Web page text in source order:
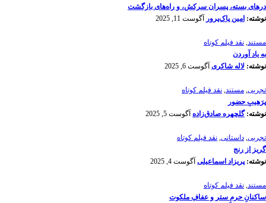
درهای بسته، پسران سرکش، و راه‌های بازگشت
نوشته: امین پاک‌پرور آگوست 11, 2025
مستند, نقد فیلم کوتاه
به یاد آوردن
نوشته: لاله شاکری آگوست 6, 2025
تجربی, مستند, نقد فیلم کوتاه
پرَهیب‌ِ حضور
نوشته:گلچهره صادق‌زاده آگوست 5, 2025
تجربی, داستانی, نقد فیلم کوتاه
گریز از رنج
نوشته:پریزاد اسماعیلی آگوست 4, 2025
مستند, نقد فیلم کوتاه
ساکنانِ حرمِ ستر و عفافِ ملکوت